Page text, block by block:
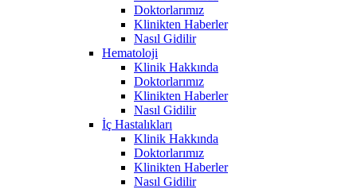
Doktorlarımız
Klinikten Haberler
Nasıl Gidilir
Hematoloji
Klinik Hakkında
Doktorlarımız
Klinikten Haberler
Nasıl Gidilir
İç Hastalıkları
Klinik Hakkında
Doktorlarımız
Klinikten Haberler
Nasıl Gidilir